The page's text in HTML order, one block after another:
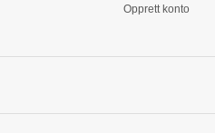
Opprett konto